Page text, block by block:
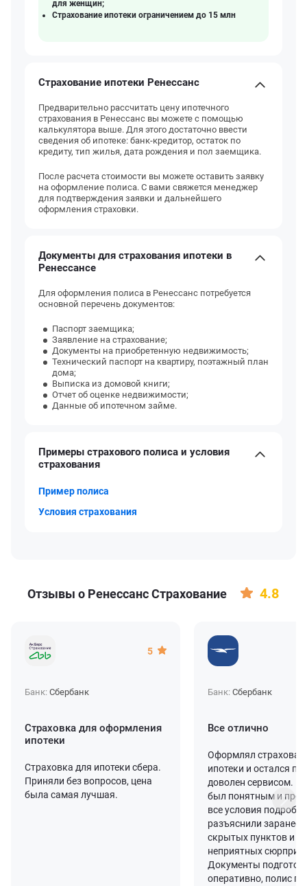
для женщин;
Страхование ипотеки ограничением до 15 млн
Страхование ипотеки Ренессанс
Предварительно рассчитать цену ипотечного
страхования в Ренессанс вы можете с помощью
калькулятора выше. Для этого достаточно ввести
сведения об ипотеке: банк-кредитор, остаток по
кредиту, тип жилья, дата рождения и пол заемщика.
После расчета стоимости вы можете оставить заявку
на оформление полиса. С вами свяжется менеджер
для подтверждения заявки и дальнейшего
оформления страховки.
Документы для страхования ипотеки в
Ренессансе
Для оформления полиса в Ренессанс потребуется
основной перечень документов:
Паспорт заемщика;
Заявление на страхование;
Документы на приобретенную недвижимость;
Технический паспорт на квартиру, поэтажный план
дома;
Выписка из домовой книги;
Отчет об оценке недвижимости;
Данные об ипотечном займе.
Примеры страхового полиса и условия
страхования
Пример полиса
Условия страхования
Отзывы о Ренессанс Страхование 4.8
5
Банк: Сбербанк
Страховка для оформления
ипотеки
Страховка для ипотеки сбера.
Приняли без вопросов, цена
была самая лучшая.
Банк: Сбербанк
Все отлично
Оформлял
ипотеки и остался
доволен сервисом.
был понятным и
все условия подробно
разъяснили заранее,
скрытых пунктов и
неприятных
Документы
оперативно, полис